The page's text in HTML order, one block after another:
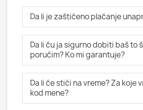
Da li je zaštićeno plaćanje
Da li ću ja sigurno dobiti baš to
poručim? Ko mi garantuje?
Da li će stići na vreme? Za koje
kod mene?